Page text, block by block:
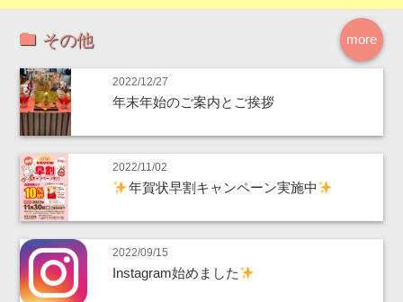
more
その他
2022/12/27
年末年始のご案内とご挨拶
2022/11/02
年賀状早割キャンペーン実施中
2022/09/15
Instagram始めました